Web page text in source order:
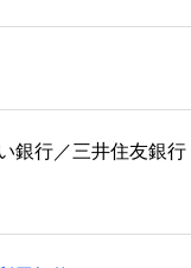
銀行／三井住友銀行